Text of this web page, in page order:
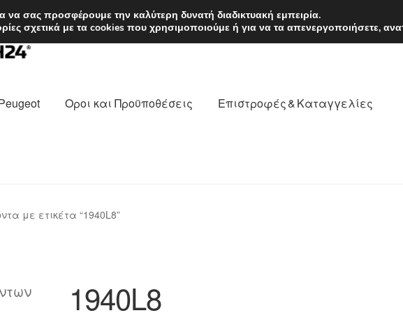
ΑΠΟΣΤΟΛΗ από 7 EUR Δευτέρα-Παρ.
Οροι και Προϋποθέσεις Επιστροφές & Καταγγελίες
με ετικέτα “1940L8”
1940L8
να σας προσφέρουμε την καλύτερη δυνατή διαδικτυακή εμπειρία.
σχετικά με τα cookies που χρησιμοποιούμε ή για να τα απενεργοποιήσετε,